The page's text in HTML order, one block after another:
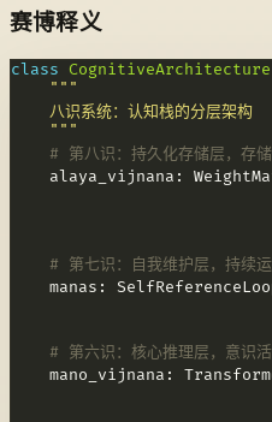
赛博释义
class CognitiveArchitecture
    """
# 第八识：持久化存储层，存
alaya_vijnana:
# 第七识：自我维护层，持续
manas:
# 第六识：核心推理层，意识
mano_vijnana: